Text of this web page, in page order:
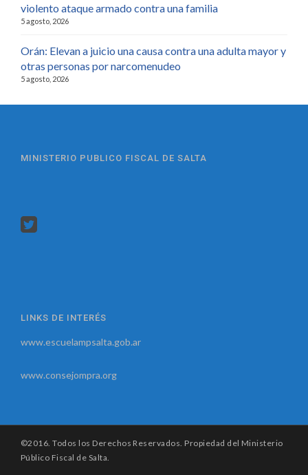
violento ataque armado contra una familia
5 agosto, 2026
Orán: Elevan a juicio una causa contra una adulta mayor y
otras personas por narcomenudeo
5 agosto, 2026
MINISTERIO PUBLICO FISCAL DE SALTA
LINKS DE INTERÉS
www.escuelampsalta.gob.ar
www.consejompra.org
©2016. Todos los Derechos Reservados. Propiedad del Ministerio
Público Fiscal de Salta.